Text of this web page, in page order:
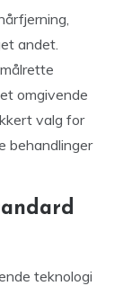
andet.
omgivende
valg for
behandlinger
teknologi